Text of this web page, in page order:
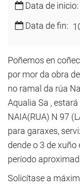
Data de inicio:
Data de fin:
Poñemos en
por mor da obra
no ramal da rúa
Aqualia Sa ,
NAIA(RUA) N 97
para garaxes,
dende o 3 de
período
Solicítase a